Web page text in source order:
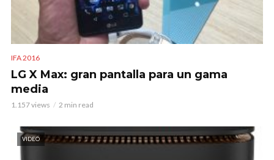
IFA 2016
LG X Max: gran pantalla para un gama
media
1.157 views 2 min read
VIDEO